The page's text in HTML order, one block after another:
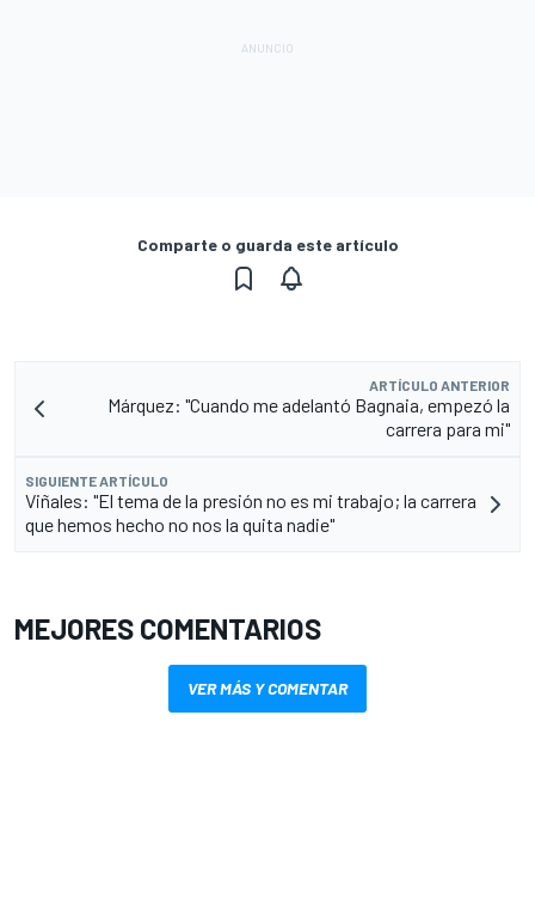
Comparte o guarda este artículo
ARTÍCULO ANTERIOR
Márquez: "Cuando me adelantó Bagnaia, empezó la
carrera para mi"
SIGUIENTE ARTÍCULO
Viñales: "El tema de la presión no es mi trabajo; la carrera
que hemos hecho no nos la quita nadie"
MEJORES COMENTARIOS
VER MÁS Y COMENTAR